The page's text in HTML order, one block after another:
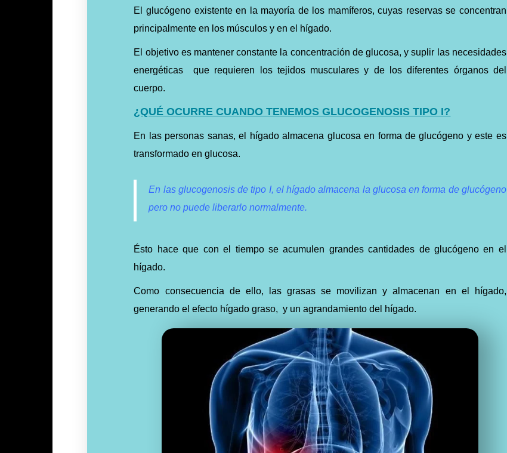
El glucógeno existente en la mayoría de los mamíferos, cuyas reservas se concentran
principalmente en los músculos y en el hígado.
El objetivo es mantener constante la concentración de glucosa, y suplir las necesidades
energéticas que requieren los tejidos musculares y de los diferentes órganos del
cuerpo.
¿QUÉ OCURRE CUANDO TENEMOS GLUCOGENOSIS TIPO I?
En las personas sanas, el hígado almacena glucosa en forma de glucógeno y este es
transformado en glucosa.
En las glucogenosis de tipo I, el hígado almacena la glucosa en forma de glucógeno
pero no puede liberarlo normalmente.
Ésto hace que con el tiempo se acumulen grandes cantidades de glucógeno en el
hígado.
Como consecuencia de ello, las grasas se movilizan y almacenan en el hígado,
generando el efecto hígado graso, y un agrandamiento del hígado.